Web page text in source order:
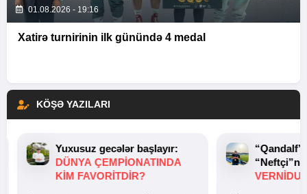
01.08.2026 - 19:16
Xatirə turnirinin ilk günündə 4 medal
KÖŞƏ YAZILARI
Yuxusuz gecələr başlayır:
DÜNYA ÇEMPIONATINDA
KIM FAVORITDIR?